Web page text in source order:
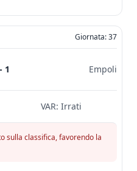
Giornata: 37
1 Empoli
VAR: Irrati
sulla classifica, favorendo la